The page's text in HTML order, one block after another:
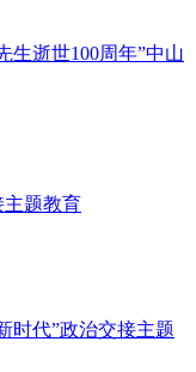
生逝世100周年”中山
主题教育
时代”政治交接主题